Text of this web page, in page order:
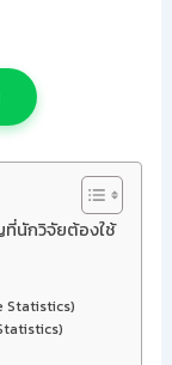
นักวิจัยต้องใช้
Statistics)